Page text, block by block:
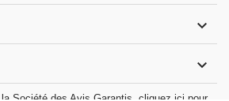


Société des Avis Garantis, cliquez ici pour